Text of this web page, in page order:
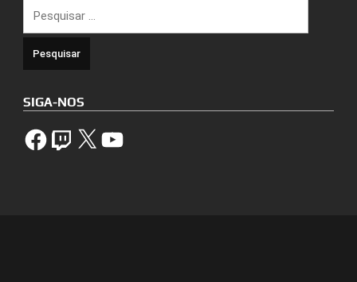
por:
SIGA-NOS
FacebookTwitch X YouTube